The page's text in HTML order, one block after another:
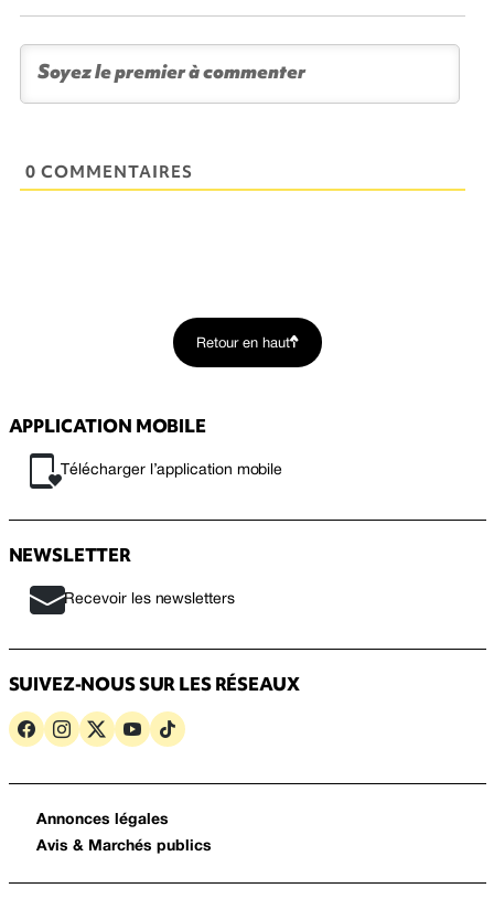
0 COMMENTAIRES
Retour en haut
APPLICATION MOBILE
Télécharger l’application mobile
NEWSLETTER
Recevoir les newsletters
SUIVEZ-NOUS SUR LES RÉSEAUX
Annonces légales
Avis & Marchés publics